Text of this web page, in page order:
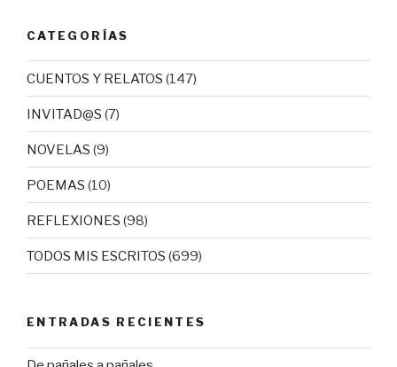
CATEGORÍAS
CUENTOS Y RELATOS (147)
INVITAD@S (7)
NOVELAS (9)
POEMAS (10)
REFLEXIONES (98)
TODOS MIS ESCRITOS (699)
ENTRADAS RECIENTES